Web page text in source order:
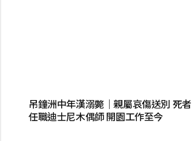
吊鐘洲中年漢溺斃｜親屬哀傷送別 死者
任職迪士尼木偶師 開園工作至今